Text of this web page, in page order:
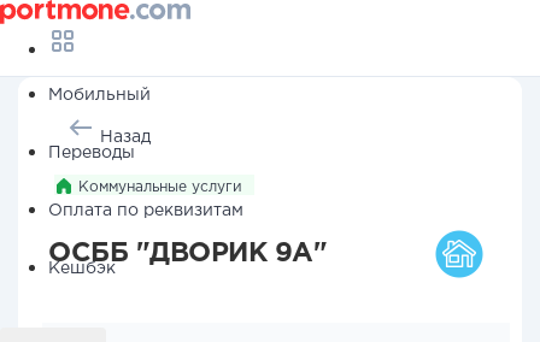
Мобильный
Переводы
Оплата по реквизитам
Кешбэк
Назад
Коммунальные услуги
ОСББ "ДВОРИК 9А"